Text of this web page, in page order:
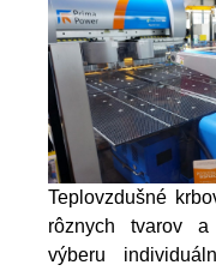
Teplovzdušné
rôznych tvarov a
výberu